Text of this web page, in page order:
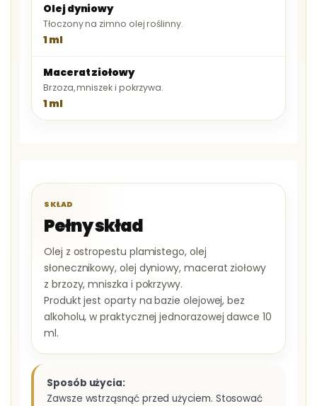
Olej dyniowy
Tłoczony na zimno olej roślinny.
1 ml
Macerat ziołowy
Brzoza, mniszek i pokrzywa.
1 ml
SKŁAD
Pełny skład
Olej z ostropestu plamistego, olej
słonecznikowy, olej dyniowy, macerat ziołowy
z brzozy, mniszka i pokrzywy.
Produkt jest oparty na bazie olejowej, bez
alkoholu, w praktycznej jednorazowej dawce 10
ml.
Sposób użycia:
Zawsze wstrząsnąć przed użyciem. Stosować